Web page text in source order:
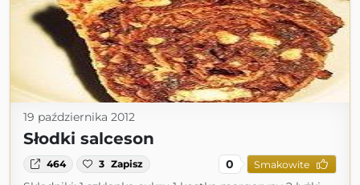
19 października 2012
Słodki salceson
464 3 Zapisz 0 Smakowite